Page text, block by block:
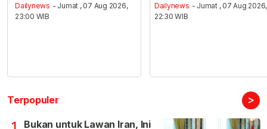
Dailynews - Jumat , 07 Aug 2026,
23:00 WIB
Dailynews - Jumat , 07 Aug 2026,
22:30 WIB
Terpopuler >
Bukan untuk Lawan Iran, Ini